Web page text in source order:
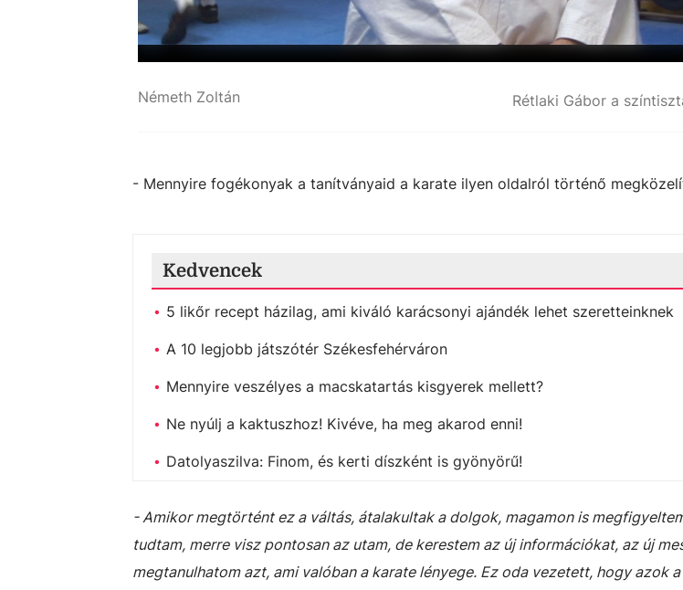
Németh Zoltán
- Mennyire fogékonyak a tanítványaid a karate ilyen oldalról történő
Kedvencek
5 likőr recept házilag, ami kiváló karácsonyi ajándék lehet szeretteinknek
A 10 legjobb játszótér Székesfehérváron
Mennyire veszélyes a macskatartás kisgyerek mellett?
Ne nyúlj a kaktuszhoz! Kivéve, ha meg akarod enni!
Datolyaszilva: Finom, és kerti díszként is gyönyörű!
- Amikor megtörtént ez a váltás, átalakultak a dolgok, magamon is
tudtam, merre visz pontosan az utam, de kerestem az új információkat, az új
megtanulhatom azt, ami valóban a karate lényege. Ez oda vezetett, hogy azok